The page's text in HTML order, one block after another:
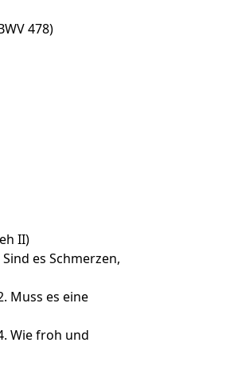
478)
II)
es Schmerzen,
Muss es eine
Wie froh und